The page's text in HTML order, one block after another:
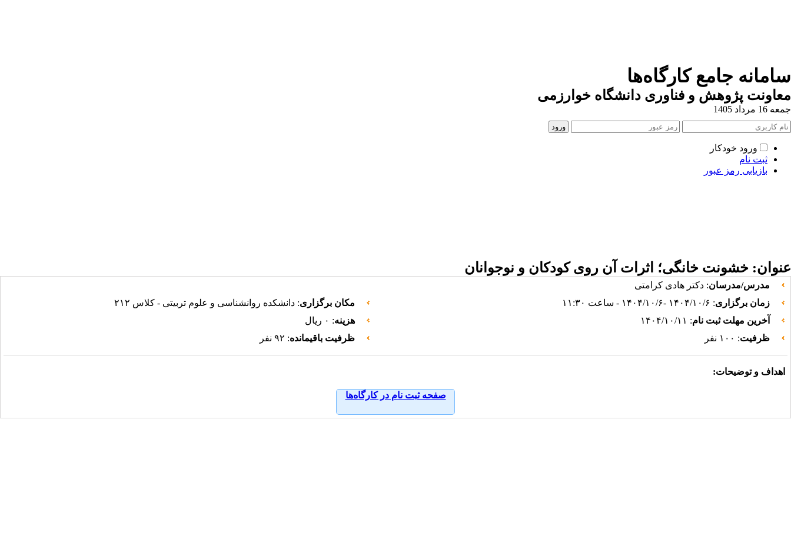
سامانه جامع کارگاه‌ها
معاونت پژوهش و فناوری دانشگاه خوارزمی
جمعه 16 مرداد 1405
ورود خودکار
ثبت نام
بازیابی رمز عبور
عنوان: خشونت خانگی؛ اثرات آن روی کودکان و نوجوانان
مدرس/مدرسان: دکتر هادی کرامتی
زمان برگزاری: ۱۴۰۴/۱۰/۶ -۱۴۰۴/۱۰/۶ - ساعت ۱۱:۳۰ مکان برگزاری: دانشکده روانشناسی و علوم تربیتی - کلاس ۲۱۲
آخرین مهلت ثبت نام: ۱۴۰۴/۱۰/۱۱ هزینه: ۰ ریال
ظرفیت: ۱۰۰ نفر ظرفیت باقیمانده: ۹۲ نفر
اهداف و توضیحات:
صفحه ثبت نام در کارگاه‌ها